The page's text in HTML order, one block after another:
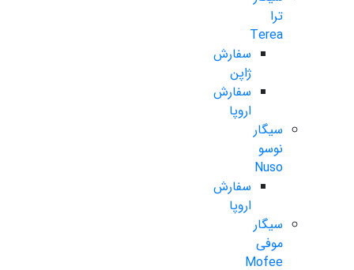
ترا
Terea
سفارش
ژاپن
سفارش
اروپا
سیگار
نوسو
Nuso
سفارش
اروپا
سیگار
موفی
Mofee